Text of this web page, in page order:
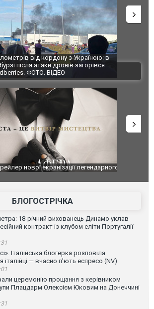
від кордону з Україною: в
після атаки дронів загорівся
ФОТО. ВІДЕО
"Мої
ВІДЕО
нової екранізації легендарного
БЛОГОСТРІЧКА
18-річний вихованець Динамо уклав
контракт із клубом еліти Португалії
Італійська блогерка розповіла
італійці — вчасно п’ють еспресо (NV)
церемонію прощання з керівником
Плацдарм Олексієм Юковим на Донеччині